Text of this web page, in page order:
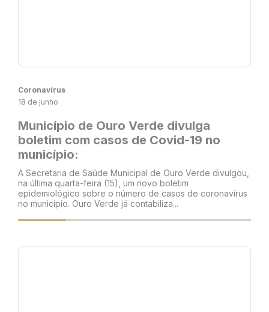
Coronavírus
18 de junho
Município de Ouro Verde divulga
boletim com casos de Covid-19 no
município:
A Secretaria de Saúde Municipal de Ouro Verde divulgou,
na última quarta-feira (15), um novo boletim
epidemiológico sobre o número de casos de coronavírus
no município. Ouro Verde já contabiliza...